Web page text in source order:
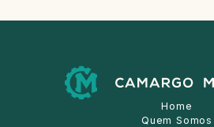
Home
Quem Somos